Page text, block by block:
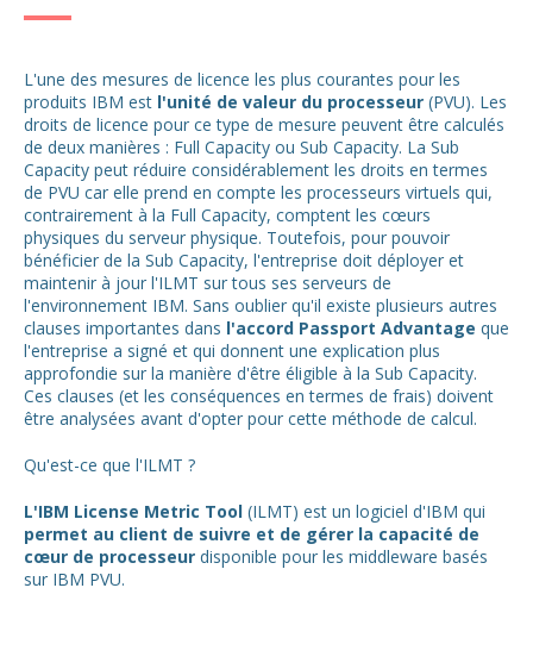
L'une des mesures de licence les plus courantes pour les
produits IBM est l'unité de valeur du processeur (PVU). Les
droits de licence pour ce type de mesure peuvent être calculés
de deux manières : Full Capacity ou Sub Capacity. La Sub
Capacity peut réduire considérablement les droits en termes
de PVU car elle prend en compte les processeurs virtuels qui,
contrairement à la Full Capacity, comptent les cœurs
physiques du serveur physique. Toutefois, pour pouvoir
bénéficier de la Sub Capacity, l'entreprise doit déployer et
maintenir à jour l'ILMT sur tous ses serveurs de
l'environnement IBM. Sans oublier qu'il existe plusieurs autres
clauses importantes dans l'accord Passport Advantage que
l'entreprise a signé et qui donnent une explication plus
approfondie sur la manière d'être éligible à la Sub Capacity.
Ces clauses (et les conséquences en termes de frais) doivent
être analysées avant d'opter pour cette méthode de calcul.
Qu'est-ce que l'ILMT ?
L'IBM License Metric Tool (ILMT) est un logiciel d'IBM qui
permet au client de suivre et de gérer la capacité de
cœur de processeur disponible pour les middleware basés
sur IBM PVU.